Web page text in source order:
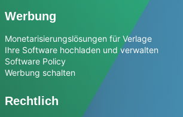
Werbung
Monetarisierungslösungen für Verlage
Ihre Software hochladen und verwalten
Software Policy
Werbung schalten
Rechtlich